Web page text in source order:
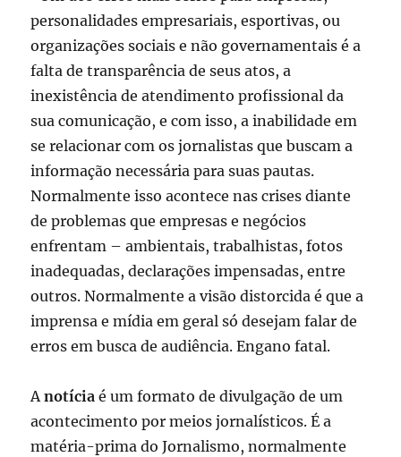
personalidades empresariais, esportivas, ou
organizações sociais e não governamentais é a
falta de transparência de seus atos, a
inexistência de atendimento profissional da
sua comunicação, e com isso, a inabilidade em
se relacionar com os jornalistas que buscam a
informação necessária para suas pautas.
Normalmente isso acontece nas crises diante
de problemas que empresas e negócios
enfrentam – ambientais, trabalhistas, fotos
inadequadas, declarações impensadas, entre
outros. Normalmente a visão distorcida é que a
imprensa e mídia em geral só desejam falar de
erros em busca de audiência. Engano fatal.
Anotícia é um formato de divulgação de um
acontecimento por meios jornalísticos. É a
matéria-prima do Jornalismo, normalmente